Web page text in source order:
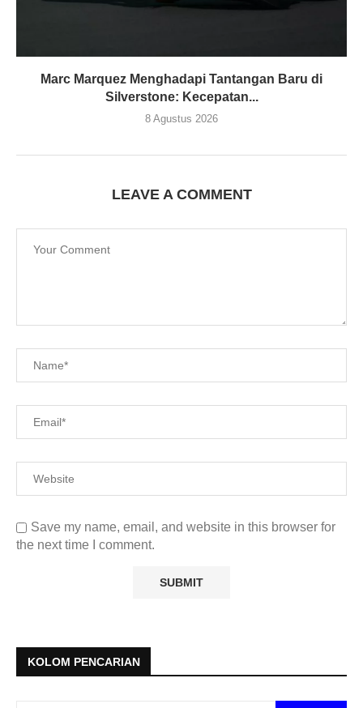
Marc Marquez Menghadapi Tantangan Baru di
Silverstone: Kecepatan...
8 Agustus 2026
LEAVE A COMMENT
Save my name, email, and website in this browser for
the next time I comment.
KOLOM PENCARIAN